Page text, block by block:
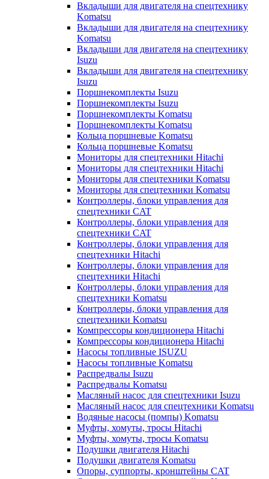
Вкладыши для двигателя на спецтехнику
Komatsu
Вкладыши для двигателя на спецтехнику
Komatsu
Вкладыши для двигателя на спецтехнику
Isuzu
Вкладыши для двигателя на спецтехнику
Isuzu
Поршнекомплекты Isuzu
Поршнекомплекты Isuzu
Поршнекомплекты Komatsu
Поршнекомплекты Komatsu
Кольца поршневые Komatsu
Кольца поршневые Komatsu
Мониторы для спецтехники Hitachi
Мониторы для спецтехники Hitachi
Мониторы для спецтехники Komatsu
Мониторы для спецтехники Komatsu
Контроллеры, блоки управления для
спецтехники CAT
Контроллеры, блоки управления для
спецтехники CAT
Контроллеры, блоки управления для
спецтехники Hitachi
Контроллеры, блоки управления для
спецтехники Hitachi
Контроллеры, блоки управления для
спецтехники Komatsu
Контроллеры, блоки управления для
спецтехники Komatsu
Компрессоры кондиционера Hitachi
Компрессоры кондиционера Hitachi
Насосы топливные ISUZU
Насосы топливные Komatsu
Распредвалы Isuzu
Распредвалы Komatsu
Масляный насос для спецтехники Isuzu
Масляный насос для спецтехники Komatsu
Водяные насосы (помпы) Komatsu
Муфты, хомуты, тросы Hitachi
Муфты, хомуты, тросы Komatsu
Подушки двигателя Hitachi
Подушки двигателя Komatsu
Опоры, суппорты, кронштейны CAT